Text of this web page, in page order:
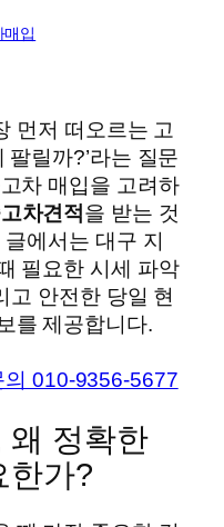
매입
먼저 떠오르는 고
팔릴까?’라는 질문
차 매입을 고려하
차견적을 받는 것
에서는 대구 지
필요한 시세 파악
고 안전한 당일 현
를 제공합니다.
왜 정확한
한가?